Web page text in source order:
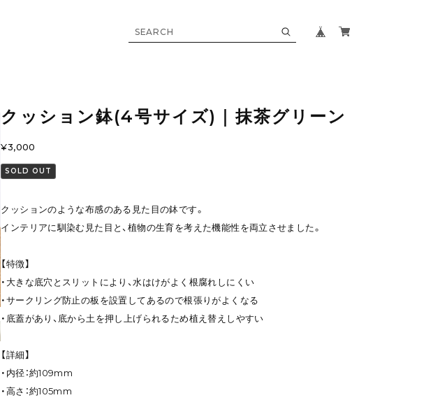
クッション鉢(4号サイズ)｜抹茶グリーン
¥3,000
SOLD OUT
クッションのような布感のある見た目の鉢です。
インテリアに馴染む見た目と、植物の生育を考えた機能性を両立させました。
【特徴】
・大きな底穴とスリットにより、水はけがよく根腐れしにくい
・サークリング防止の板を設置してあるので根張りがよくなる
・底蓋があり、底から土を押し上げられるため植え替えしやすい
【詳細】
・内径：約109mm
・高さ：約105mm